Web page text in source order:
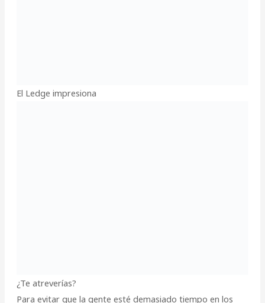
El Ledge impresiona
¿Te atreverías?
Para evitar que la gente esté demasiado tiempo en los